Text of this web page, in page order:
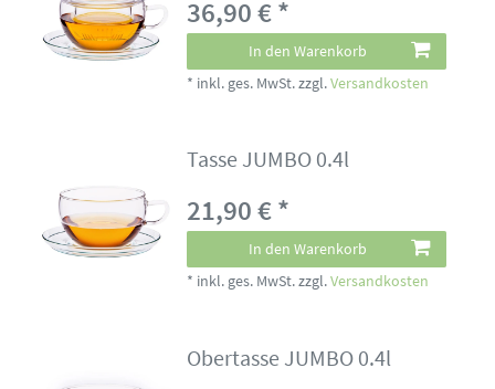
36,90 € *
In den Warenkorb
* inkl. ges. MwSt.zzgl.Versandkosten
Tasse JUMBO 0.4l
21,90 € *
In den Warenkorb
* inkl. ges. MwSt.zzgl.Versandkosten
Obertasse JUMBO 0.4l